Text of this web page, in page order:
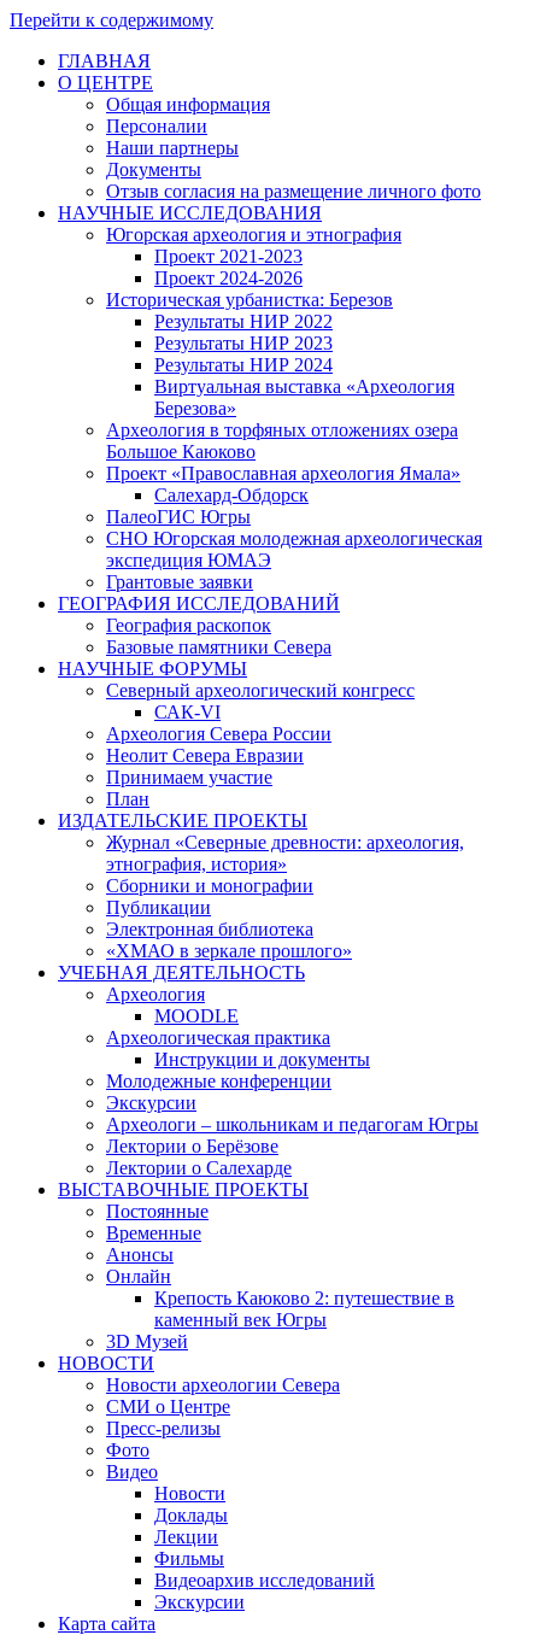
Перейти к содержимому
ГЛАВНАЯ
О ЦЕНТРЕ
Общая информация
Персоналии
Наши партнеры
Документы
Отзыв согласия на размещение личного фото
НАУЧНЫЕ ИССЛЕДОВАНИЯ
Югорская археология и этнография
Проект 2021-2023
Проект 2024-2026
Историческая урбанистка: Березов
Результаты НИР 2022
Результаты НИР 2023
Результаты НИР 2024
Виртуальная выставка «Археология
Березова»
Археология в торфяных отложениях озера
Большое Каюково
Проект «Православная археология Ямала»
Салехард-Обдорск
ПалеоГИС Югры
СНО Югорская молодежная археологическая
экспедиция ЮМАЭ
Грантовые заявки
ГЕОГРАФИЯ ИССЛЕДОВАНИЙ
География раскопок
Базовые памятники Севера
НАУЧНЫЕ ФОРУМЫ
Северный археологический конгресс
САК-VI
Археология Севера России
Неолит Севера Евразии
Принимаем участие
План
ИЗДАТЕЛЬСКИЕ ПРОЕКТЫ
Журнал «Северные древности: археология,
этнография, история»
Сборники и монографии
Публикации
Электронная библиотека
«ХМАО в зеркале прошлого»
УЧЕБНАЯ ДЕЯТЕЛЬНОСТЬ
Археология
MOODLE
Археологическая практика
Инструкции и документы
Молодежные конференции
Экскурсии
Археологи – школьникам и педагогам Югры
Лектории о Берёзове
Лектории о Салехарде
ВЫСТАВОЧНЫЕ ПРОЕКТЫ
Постоянные
Временные
Анонсы
Онлайн
Крепость Каюково 2: путешествие в
каменный век Югры
3D Музей
НОВОСТИ
Новости археологии Севера
СМИ о Центре
Пресс-релизы
Фото
Видео
Новости
Доклады
Лекции
Фильмы
Видеоархив исследований
Экскурсии
Карта сайта